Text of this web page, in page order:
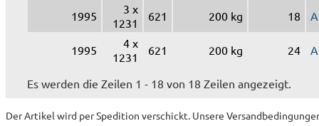
1995
3 x
1231
621 200 kg 18
1995
4 x
1231
621 200 kg 24
Es werden die Zeilen 1 - 18 von 18 Zeilen angezeigt.
Der Artikel wird per Spedition verschickt. Unsere